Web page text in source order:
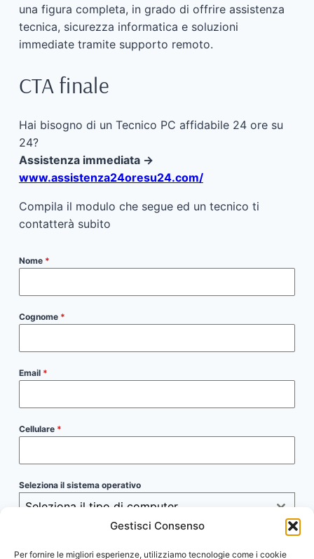
Gestisci Consenso
Per fornire le migliori esperienze, utilizziamo tecnologie come i cookie
una figura completa, in grado di offrire assistenza
tecnica, sicurezza informatica e soluzioni
immediate tramite supporto remoto.
CTA finale
Hai bisogno di un Tecnico PC affidabile 24 ore su
24?
Assistenza immediata →
www.assistenza24oresu24.com/
Compila il modulo che segue ed un tecnico ti
contatterà subito
Nome *
Cognome *
Email *
Cellulare *
Seleziona il sistema operativo
Seleziona il tipo di computer